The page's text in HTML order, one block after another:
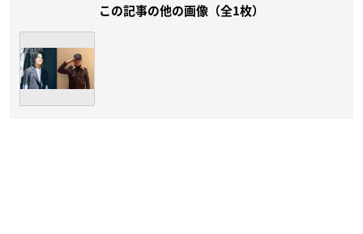
この記事の他の画像（全1枚）